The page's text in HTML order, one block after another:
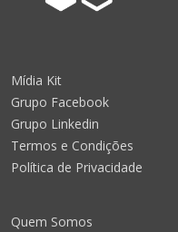
Mídia Kit
Grupo Facebook
Grupo Linkedin
Termos e Condições
Política de Privacidade
Quem Somos